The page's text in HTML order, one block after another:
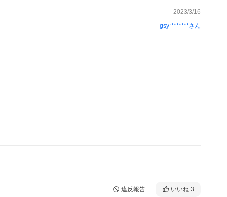
2023/3/16
gsy********さん
違反報告 いいね 3